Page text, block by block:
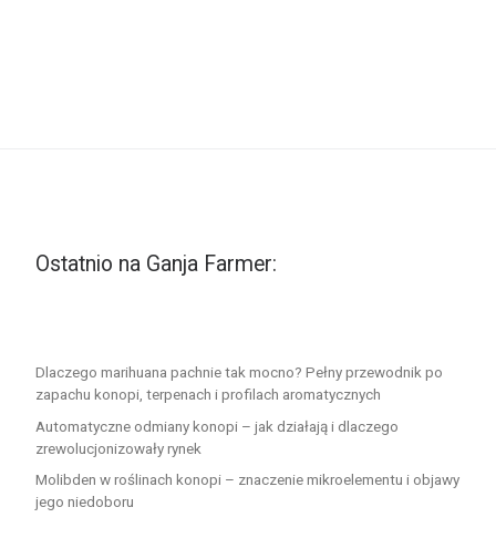
Ostatnio na Ganja Farmer:
Dlaczego marihuana pachnie tak mocno? Pełny przewodnik po
zapachu konopi, terpenach i profilach aromatycznych
Automatyczne odmiany konopi – jak działają i dlaczego
zrewolucjonizowały rynek
Molibden w roślinach konopi – znaczenie mikroelementu i objawy
jego niedoboru